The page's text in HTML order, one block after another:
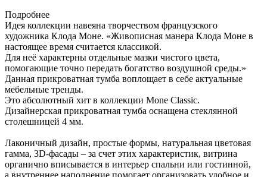
Подробнее
Идея коллекции навеяна творчеством французского
художника Клода Моне. «Живописная манера Клода Моне в
настоящее время считается классикой.
Для неё характерны отдельные мазки чистого цвета,
помогающие точно передать богатство воздушной среды.»
Данная прикроватная тумба воплощает в себе актуальные
мебельные тренды.
Это абсолютный хит в коллекции Mone Classic.
Дизайнерская прикроватная тумба оснащена стеклянной
столешницей 4 мм.
Лаконичный дизайн, простые формы, натуральная цветовая
гамма, 3D-фасады – за счет этих характеристик, витрина
органично вписывается в интерьер спальни или гостинной,
а внутреннее наполнение помогает организовать удобное и